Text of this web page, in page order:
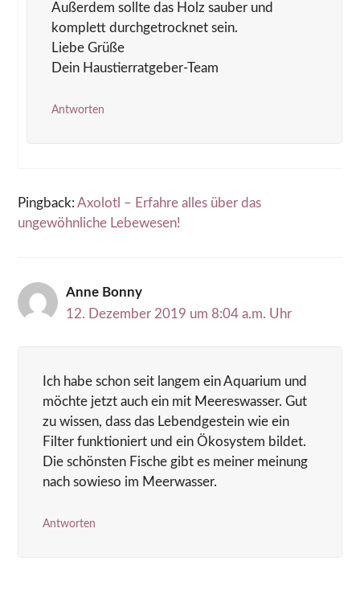
Außerdem sollte das Holz sauber und
komplett durchgetrocknet sein.
Liebe Grüße
Dein Haustierratgeber-Team
Antworten
Pingback: Axolotl – Erfahre alles über das
ungewöhnliche Lebewesen!
Anne Bonny
12. Dezember 2019 um 8:04 a.m. Uhr
Ich habe schon seit langem ein Aquarium und
möchte jetzt auch ein mit Meereswasser. Gut
zu wissen, dass das Lebendgestein wie ein
Filter funktioniert und ein Ökosystem bildet.
Die schönsten Fische gibt es meiner meinung
nach sowieso im Meerwasser.
Antworten